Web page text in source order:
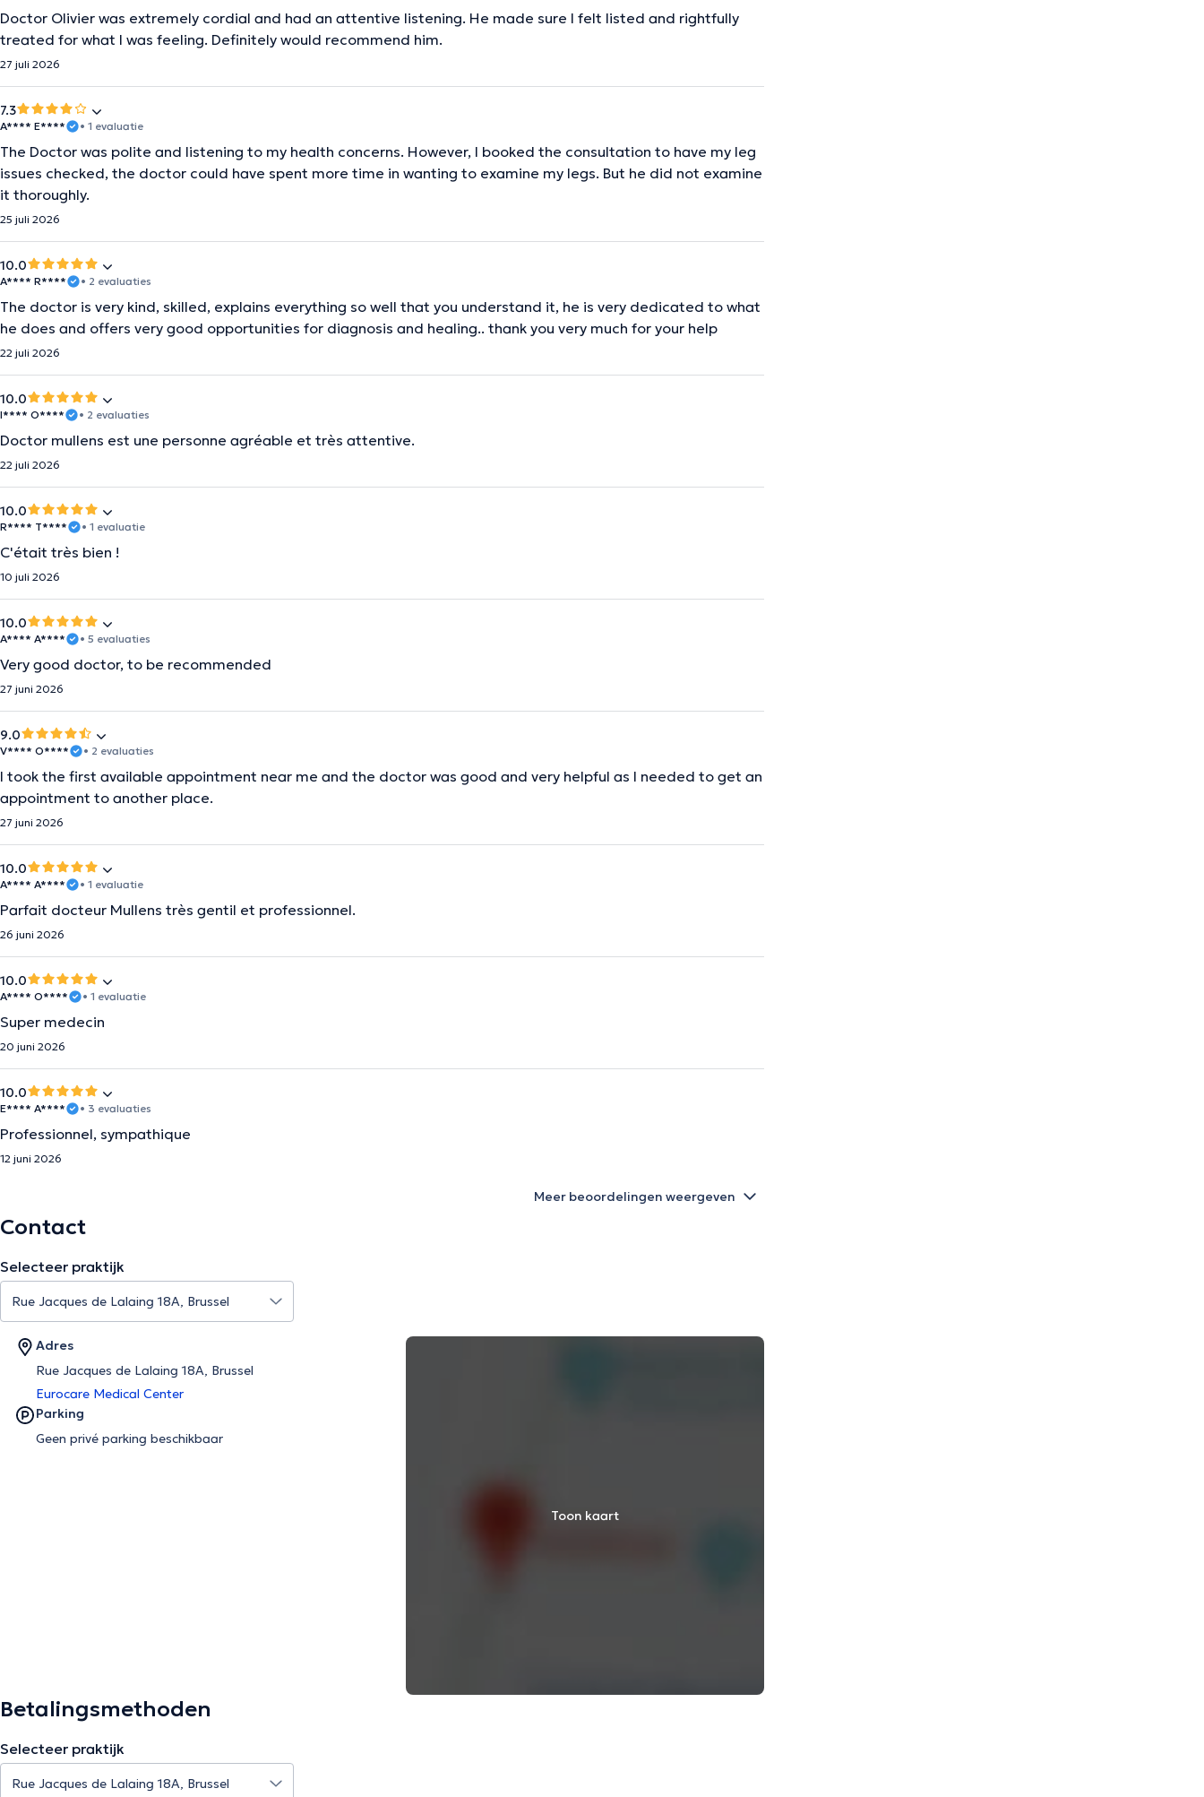
Doctor Olivier was extremely cordial and had an attentive listening. He made sure I felt listed and rightfully
treated for what I was feeling. Definitely would recommend him.
27 juli 2026
7.3
A**** E**** • 1 evaluatie
The Doctor was polite and listening to my health concerns. However, I booked the consultation to have my leg
issues checked, the doctor could have spent more time in wanting to examine my legs. But he did not examine
it thoroughly.
25 juli 2026
10.0
A**** R**** • 2 evaluaties
The doctor is very kind, skilled, explains everything so well that you understand it, he is very dedicated to what
he does and offers very good opportunities for diagnosis and healing.. thank you very much for your help
22 juli 2026
10.0
I**** O**** • 2 evaluaties
Doctor mullens est une personne agréable et très attentive.
22 juli 2026
10.0
R**** T**** • 1 evaluatie
C'était très bien !
10 juli 2026
10.0
A**** A**** • 5 evaluaties
Very good doctor, to be recommended
27 juni 2026
9.0
V**** O**** • 2 evaluaties
I took the first available appointment near me and the doctor was good and very helpful as I needed to get an
appointment to another place.
27 juni 2026
10.0
A**** A**** • 1 evaluatie
Parfait docteur Mullens très gentil et professionnel.
26 juni 2026
10.0
A**** O**** • 1 evaluatie
Super medecin
20 juni 2026
10.0
E**** A**** • 3 evaluaties
Professionnel, sympathique
12 juni 2026
Meer beoordelingen weergeven
Contact
Selecteer praktijk
Adres
Rue Jacques de Lalaing 18A, Brussel
Eurocare Medical Center
Parking
Geen privé parking beschikbaar
Toon kaart
Betalingsmethoden
Selecteer praktijk